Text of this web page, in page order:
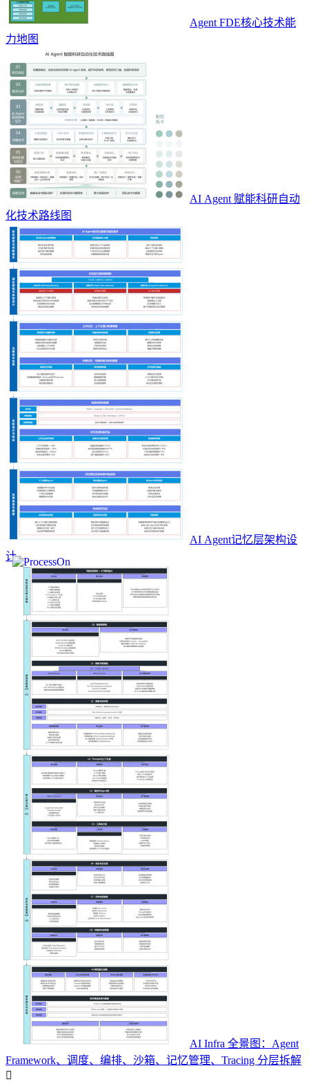
Agent FDE核心技术能
力地图
AI Agent 赋能科研自动
化技术路线图
AI Agent记忆层架构设
计
AI Infra 全景图：Agent
Framework、调度、编排、沙箱、记忆管理、Tracing 分层拆解
